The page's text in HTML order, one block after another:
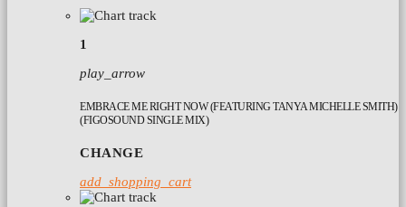
1
play_arrow
EMBRACE ME RIGHT NOW (FEATURING TANYA MICHELLE SMITH)
(FIGOSOUND SINGLE MIX)
CHANGE
add_shopping_cart